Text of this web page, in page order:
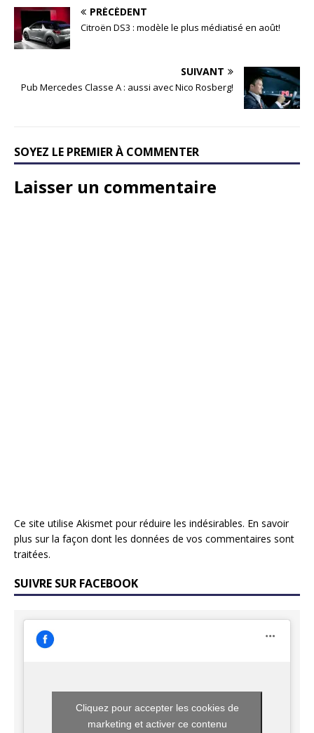
PRÉCÉDENT
Citroën DS3 : modèle le plus médiatisé en août!
SUIVANT
Pub Mercedes Classe A : aussi avec Nico Rosberg!
SOYEZ LE PREMIER À COMMENTER
Laisser un commentaire
Ce site utilise Akismet pour réduire les indésirables. En savoir
plus sur la façon dont les données de vos commentaires sont
traitées.
SUIVRE SUR FACEBOOK
Cliquez pour accepter les cookies de
marketing et activer ce contenu